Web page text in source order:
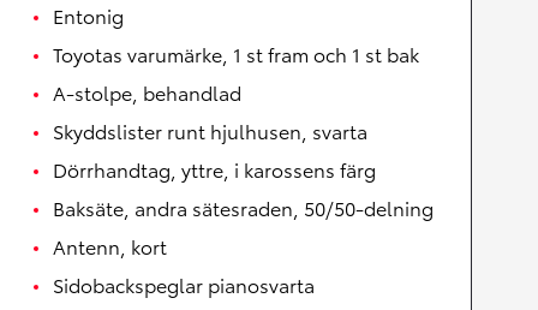
Entonig
Toyotas varumärke, 1 st fram och 1 st bak
A-stolpe, behandlad
Skyddslister runt hjulhusen, svarta
Dörrhandtag, yttre, i karossens färg
Baksäte, andra sätesraden, 50/50-delning
Antenn, kort
Sidobackspeglar pianosvarta